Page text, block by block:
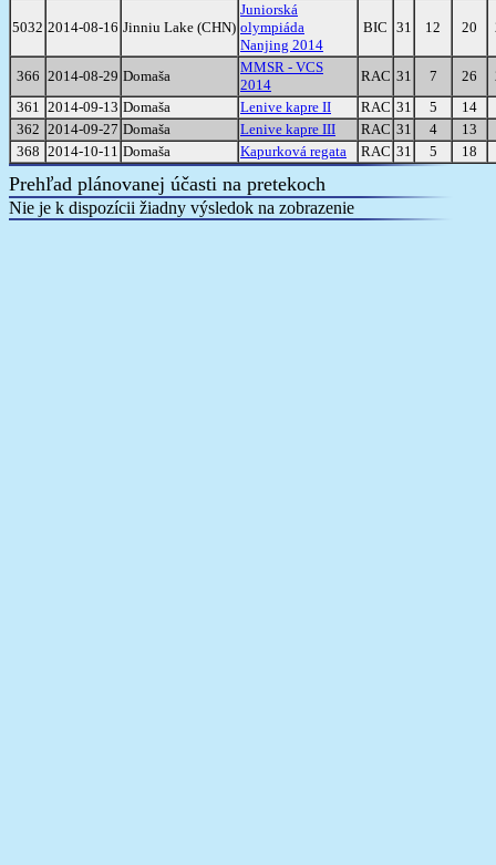
5032 2014-08-16 Jinniu Lake (CHN)
Juniorská
olympiáda
Nanjing 2014
BIC 31 12 20
366 2014-08-29 Domaša
MMSR - VCS
2014
RAC 31 7 26
361 2014-09-13 Domaša Lenive kapre II RAC 31 5
14
362 2014-09-27 Domaša Lenive kapre III RAC 31 4 13
368 2014-10-11 Domaša Kapurková regata RAC 31 5 18
Prehľad plánovanej účasti na pretekoch
Nie je k dispozícii žiadny výsledok na zobrazenie